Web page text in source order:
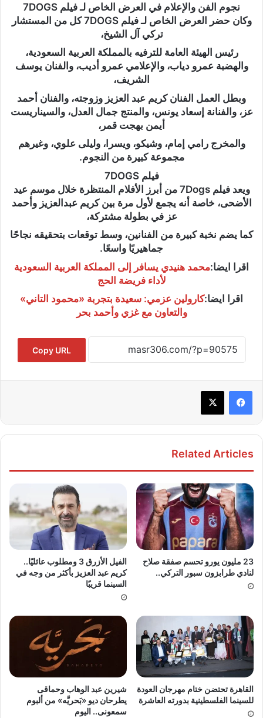
نجوم الفن والإعلام في العرض الخاص لـ فيلم 7DOGS
وكان حضر العرض الخاص لـ فيلم 7DOGS كل من المستشار
تركي آل الشيخ،
رئيس الهيئة العامة للترفيه بالمملكة العربية السعودية،
والهضبة عمرو دياب، والإعلامي عمرو أديب، والفنان يوسف
الشريف،
وبطل العمل الفنان كريم عبد العزيز وزوجته، والفنان أحمد
عز، والفنانة إسعاد يونس، والمنتج جمال العدل، والسيناريست
أيمن بهجت قمر،
والمخرج رامي إمام، وشيكو، ويسرا، وليلى علوي، وغيرهم
مجموعة كبيرة من النجوم.
فيلم 7DOGS
ويعد فيلم 7Dogs من أبرز الأفلام المنتظرة خلال موسم عيد
الأضحى، خاصة أنه يجمع لأول مرة بين كريم عبدالعزيز وأحمد
عز في بطولة مشتركة،
كما يضم نخبة كبيرة من الفنانين، وسط توقعات بتحقيقه نجاحًا
جماهيريًا واسعًا.
اقرا ايضا:محمد هنيدي يسافر إلى المملكة العربية السعودية
لأداء فريضة الحج
اقرا ايضا:كارولين عزمي: سعيدة بتجربة «محمود التاني»
والتعاون مع غزي وأحمد بحر
Copy URL
Related Articles
23 مليون يورو تحسم صفقة صلاح
لنادي طرابزون سبور التركي..
الفيل الأزرق 3 ومطلوب عائليًا..
كريم عبد العزيز بأكثر من وجه في
السينما قريبًا
القاهرة تحتضن ختام مهرجان العودة
للسينما الفلسطينية بدورته العاشرة
شيرين عبد الوهاب وحماقى
يطرحان ديو «بَحريَّه» من ألبوم
سمعونى.. اليوم